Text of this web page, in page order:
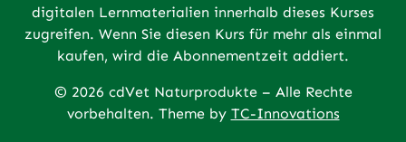
digitalen Lernmaterialien innerhalb dieses Kurses
zugreifen. Wenn Sie diesen Kurs für mehr als einmal
kaufen, wird die Abonnementzeit addiert.
© 2026 cdVet Naturprodukte – Alle Rechte
vorbehalten. Theme by TC-Innovations